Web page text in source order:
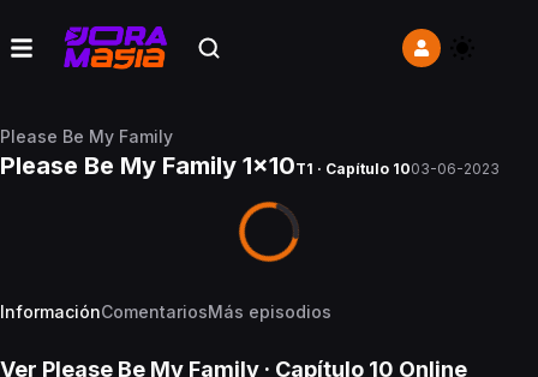
Please Be My Family
Please Be My Family 1x10T1 · Capítulo 1003-06-2023
InformaciónComentariosMás episodios
Ver Please Be My Family · Capítulo 10 Online